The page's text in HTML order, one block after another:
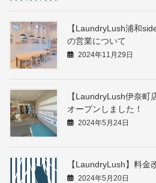
【LaundryLush浦和
の営業について
2024年11月29日
【LaundryLush伊奈町
オープンしました！
2024年5月24日
【LaundryLush】料金
2024年5月20日